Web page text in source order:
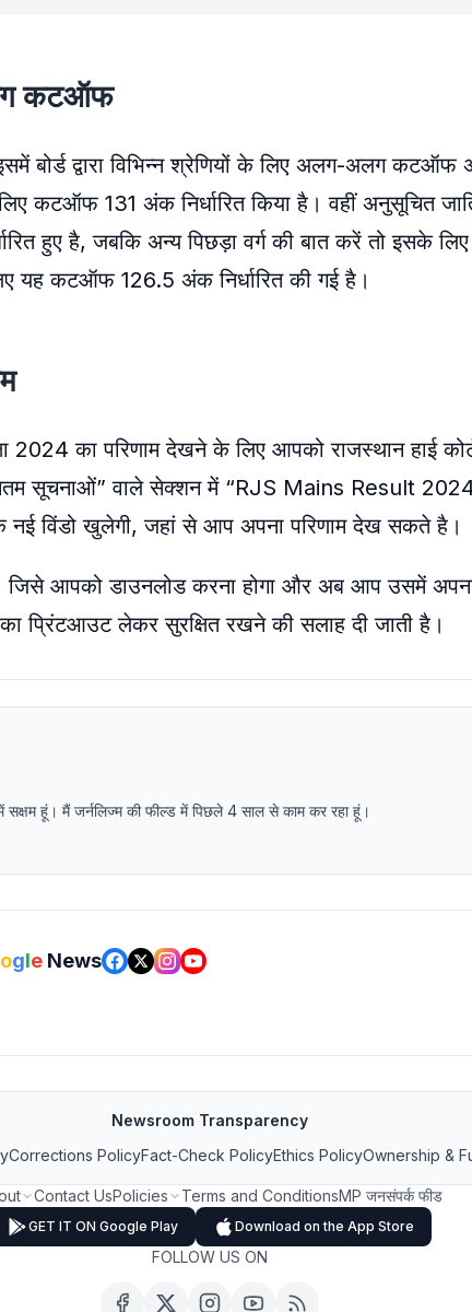
कटऑफ
बोर्ड द्वारा विभिन्न श्रेणियों के लिए अलग-अलग कटऑफ
कटऑफ 131 अंक निर्धारित किया है। वहीं अनुसूचित
हुए है, जबकि अन्य पिछड़ा वर्ग की बात करें तो इसके
यह कटऑफ 126.5 अंक निर्धारित की गई है।
2024 का परिणाम देखने के लिए आपको राजस्थान हाई
सूचनाओं” वाले सेक्शन में “RJS Mains Result
विंडो खुलेगी, जहां से आप अपना परिणाम देख सकते है।
जिसे आपको डाउनलोड करना होगा और अब आप उसमें
प्रिंटआउट लेकर सुरक्षित रखने की सलाह दी जाती है।
हूं। मैं जर्नलिज्म की फील्ड में पिछले 4 साल से काम कर रहा हूं।
ogle News
Newsroom Transparency
Corrections PolicyFact-Check PolicyEthics PolicyOwnership &
Contact UsPolicies Terms and ConditionsMP जनसंपर्क फीड
GET IT ON Google Play Download on the App Store
FOLLOW US ON